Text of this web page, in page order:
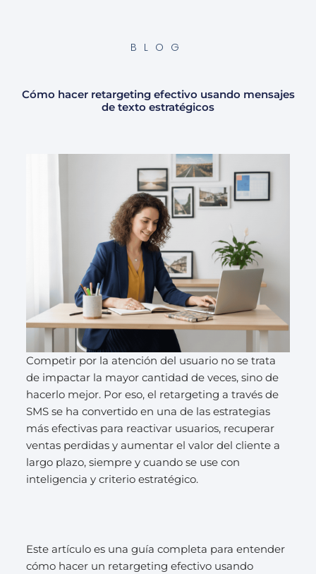
BLOG
Cómo hacer retargeting efectivo usando mensajes
de texto estratégicos
Competir por la atención del usuario no se trata
de impactar la mayor cantidad de veces, sino de
hacerlo mejor. Por eso, el retargeting a través de
SMS se ha convertido en una de las estrategias
más efectivas para reactivar usuarios, recuperar
ventas perdidas y aumentar el valor del cliente a
largo plazo, siempre y cuando se use con
inteligencia y criterio estratégico.
Este artículo es una guía completa para entender
cómo hacer un retargeting efectivo usando